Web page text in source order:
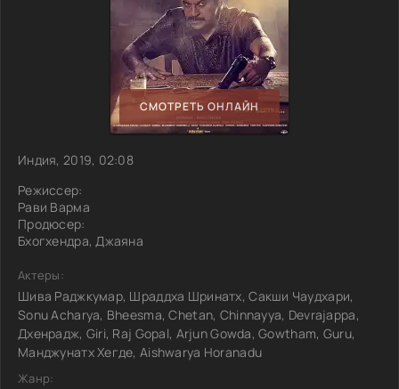
СМОТРЕТЬ ОНЛАЙН
Индия, 2019, 02:08
Режиссер:
Рави Варма
Продюсер:
Бхогхендра, Джаяна
Актеры:
Шива Раджкумар, Шраддха Шринатх, Сакши Чаудхари,
Sonu Acharya, Bheesma, Chetan, Chinnayya, Devrajappa,
Дхенрадж, Giri, Raj Gopal, Arjun Gowda, Gowtham, Guru,
Манджунатх Хегде, Aishwarya Horanadu
Жанр: